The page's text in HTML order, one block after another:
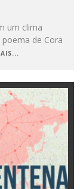
um clima
de Cora